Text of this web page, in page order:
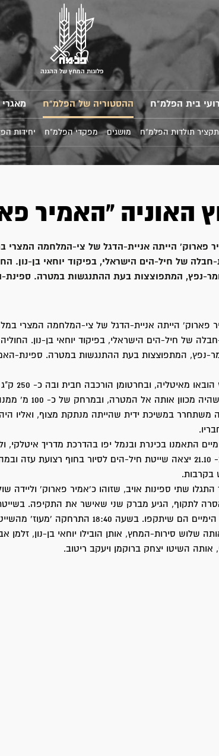
פלוגות המחץ של ההגנה
בית הפלמ"ח ההסטוריה של הפלמ"ח
תקציר תולדות הפלמ"ח מושגים מפקדי הפלמ"ח יחידות
האוניה "האמיר
פארוק' הייתה אניית-הדגל של צי-המלחמה
חבלה של חיל-הים הישראלי, בפיקוד יוחאי בן-נון.
נפץ, המתפוצצות בעת ההתנגשות במטרה. ספינת-
פארוק' הייתה אניית-הדגל של צי-המלחמה המצרי
חבלה של חיל-הים הישראלי, בפיקוד יוחאי בן-נון.
נפץ, המתפוצצות בעת ההתנגשות במטרה. ספינת-האם
סירות-
לוחם אחד, שהיה
משתחרר במשיכת ידית שהייתה מנתקת מצוף, ואליו
התאמנו בכינרת ובנמל יפו בהדרכת מדריך איטלקי,
האימונים. ב- 21.10 יצאה שייטת חיל-הים לסיור בחוף רצועת
התגלו שתי ספינות אויב, שזוהו כ'אמיר פארוק' וליידה
לתקוף, הגיע מברק שני שאישר את התקיפה.
כי החבלנים הימיים הם שיתקפו. בשעה
אותה שלוש סירות-המחץ, אותן הובילו יוחאי בן-נון, זלמן
אותה השיטו יצחק ברוקמן ויעקב ריטוב.